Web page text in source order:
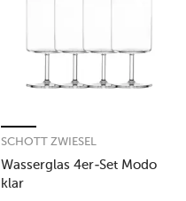
Wasserglas 4er-Set Modo
klar
SCHOTT ZWIESEL